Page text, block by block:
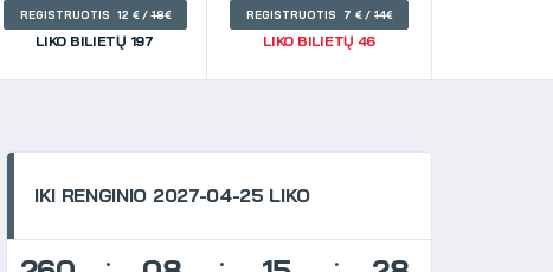
REGISTRUOTIS 12 /18
LIKO BILIETŲ 197
REGISTRUOTIS 7 /14
LIKO BILIETŲ 46
IKI RENGINIO 2027-04-25 LIKO